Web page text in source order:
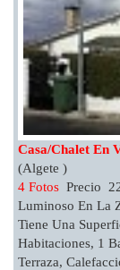
Casa/chalet En
(Algete )
4 Fotos Precio
Luminoso En La
Tiene Una
Habitaciones, 1
Terraza,